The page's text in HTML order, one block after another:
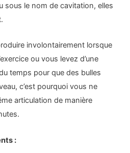
sous le nom de cavitation, elles
involontairement lorsque
ou vous levez d’une
temps pour que des bulles
c’est pourquoi vous ne
articulation de manière
: